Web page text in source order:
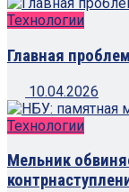
Технологии
Главная
10.04.2026
Технологии
Мельник